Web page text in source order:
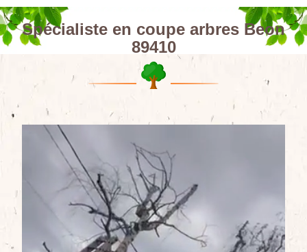
Spécialiste en coupe arbres Beon
89410